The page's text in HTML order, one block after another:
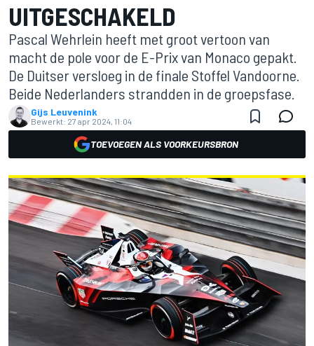
UITGESCHAKELD
Pascal Wehrlein heeft met groot vertoon van
macht de pole voor de E-Prix van Monaco gepakt.
De Duitser versloeg in de finale Stoffel Vandoorne.
Beide Nederlanders strandden in de groepsfase.
Gijs Leuvenink
Bewerkt: 27 apr 2024, 11:04
TOEVOEGEN ALS VOORKEURSBRON